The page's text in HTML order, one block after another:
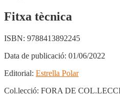
Fitxa tècnica
ISBN: 9788413892245
Data de publicació: 01/06/2022
Editorial: Estrella Polar
Col.lecció: FORA DE